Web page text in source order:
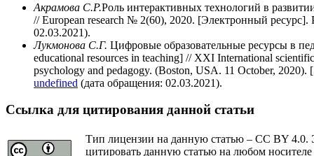
Акрамова С.Р.Роль интерактивных технологий в
// European research № 2(60), 2020. [Электронный
02.03.2021).
Лукмонова С.Г. Цифровые образовательные ресурсы в
educational resources in teaching] // XXI International
psychology and pedagogy. (Boston, USA. 11 October,
undefined (дата обращения: 02.03.2021).
Ссылка для цитирования данной статьи
Тип лицензии на данную статью – CC BY 4.0.
цитировать данную статью на любом